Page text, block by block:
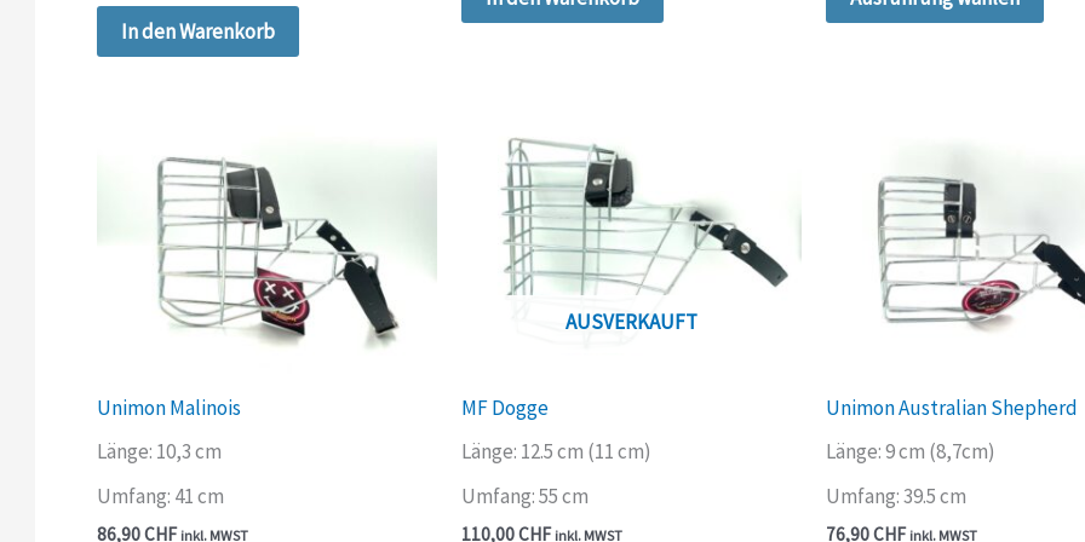
In den Warenkorb
auf
Unimon Malinois
Länge: 10,3 cm
Umfang: 41 cm
86,90CHF inkl. MWST
AUSVERKAUFT
MF Dogge
Länge: 12.5 cm (11 cm)
Umfang: 55 cm
110,00CHF inkl. MWST
Unimon Australian Shepherd
Länge: 9 cm (8,7cm)
Umfang: 39.5 cm
76,90CHF inkl. MWST